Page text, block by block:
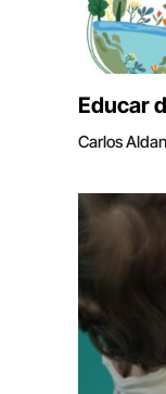
Educar
Carlos